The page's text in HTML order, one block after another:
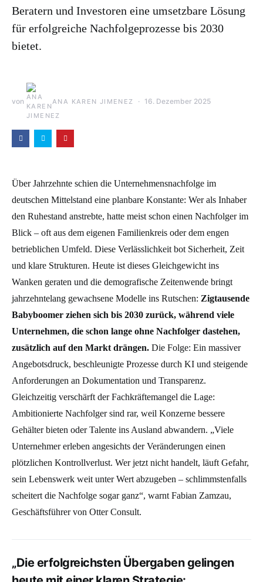
Beratern und Investoren eine umsetzbare Lösung
für erfolgreiche Nachfolgeprozesse bis 2030
bietet.
von ANA KAREN JIMENEZ 16. Dezember 2025
Über Jahrzehnte schien die Unternehmensnachfolge im
deutschen Mittelstand eine planbare Konstante: Wer als Inhaber
den Ruhestand anstrebte, hatte meist schon einen Nachfolger im
Blick – oft aus dem eigenen Familienkreis oder dem engen
betrieblichen Umfeld. Diese Verlässlichkeit bot Sicherheit, Zeit
und klare Strukturen. Heute ist dieses Gleichgewicht ins
Wanken geraten und die demografische Zeitenwende bringt
jahrzehntelang gewachsene Modelle ins Rutschen: Zigtausende
Babyboomer ziehen sich bis 2030 zurück, während viele
Unternehmen, die schon lange ohne Nachfolger dastehen,
zusätzlich auf den Markt drängen. Die Folge: Ein massiver
Angebotsdruck, beschleunigte Prozesse durch KI und steigende
Anforderungen an Dokumentation und Transparenz.
Gleichzeitig verschärft der Fachkräftemangel die Lage:
Ambitionierte Nachfolger sind rar, weil Konzerne bessere
Gehälter bieten oder Talente ins Ausland abwandern. „Viele
Unternehmer erleben angesichts der Veränderungen einen
plötzlichen Kontrollverlust. Wer jetzt nicht handelt, läuft Gefahr,
sein Lebenswerk weit unter Wert abzugeben – schlimmstenfalls
scheitert die Nachfolge sogar ganz“, warnt Fabian Zamzau,
Geschäftsführer von Otter Consult.
„Die erfolgreichsten Übergaben gelingen